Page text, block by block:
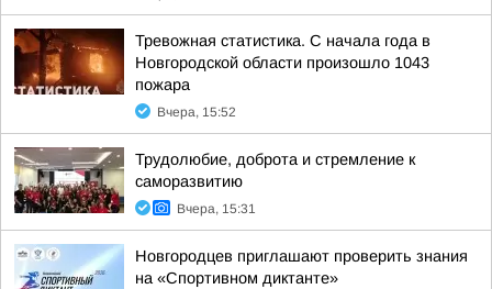
Тревожная статистика. С начала года в
Новгородской области произошло 1043
пожара
Вчера, 15:52
Трудолюбие, доброта и стремление к
саморазвитию
Вчера, 15:31
Новгородцев приглашают проверить знания
на «Спортивном диктанте»